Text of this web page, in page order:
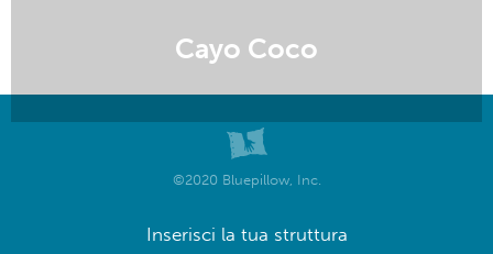
Cayo Coco
©2020 Bluepillow, Inc.
Inserisci la tua struttura